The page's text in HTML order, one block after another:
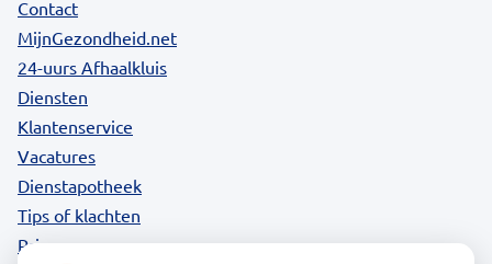
Contact
MijnGezondheid.net
24-uurs Afhaalkluis
Diensten
Klantenservice
Vacatures
Dienstapotheek
Tips of klachten
Privacy